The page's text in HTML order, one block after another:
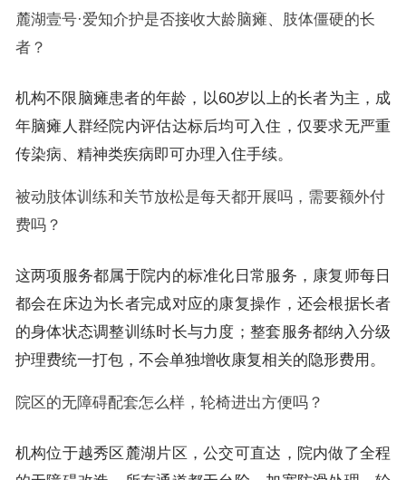
麓湖壹号·爱知介护是否接收大龄脑瘫、肢体僵硬的长
者？
机构不限脑瘫患者的年龄，以60岁以上的长者为主，成
年脑瘫人群经院内评估达标后均可入住，仅要求无严重
传染病、精神类疾病即可办理入住手续。
被动肢体训练和关节放松是每天都开展吗，需要额外付
费吗？
这两项服务都属于院内的标准化日常服务，康复师每日
都会在床边为长者完成对应的康复操作，还会根据长者
的身体状态调整训练时长与力度；整套服务都纳入分级
护理费统一打包，不会单独增收康复相关的隐形费用。
院区的无障碍配套怎么样，轮椅进出方便吗？
机构位于越秀区麓湖片区，公交可直达，院内做了全程